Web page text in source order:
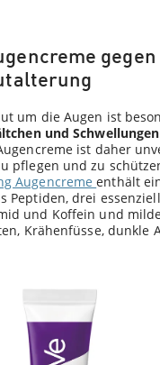
gegen
um die Augen ist
und Schwellungen
ist daher
pflegen und zu
Augencremeenthält
Peptiden, drei
und Koffein und
Krähenfüsse, dunkle